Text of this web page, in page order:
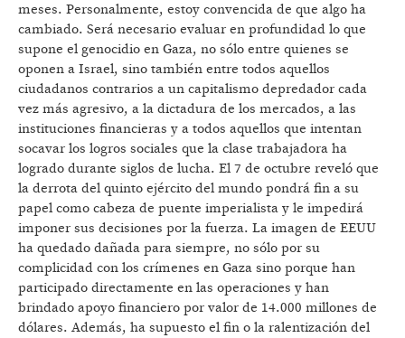
meses. Personalmente, estoy convencida de que algo ha
cambiado. Será necesario evaluar en profundidad lo que
supone el genocidio en Gaza, no sólo entre quienes se
oponen a Israel, sino también entre todos aquellos
ciudadanos contrarios a un capitalismo depredador cada
vez más agresivo, a la dictadura de los mercados, a las
instituciones financieras y a todos aquellos que intentan
socavar los logros sociales que la clase trabajadora ha
logrado durante siglos de lucha. El 7 de octubre reveló que
la derrota del quinto ejército del mundo pondrá fin a su
papel como cabeza de puente imperialista y le impedirá
imponer sus decisiones por la fuerza. La imagen de EEUU
ha quedado dañada para siempre, no sólo por su
complicidad con los crímenes en Gaza sino porque han
participado directamente en las operaciones y han
brindado apoyo financiero por valor de 14.000 millones de
dólares. Además, ha supuesto el fin o la ralentización del